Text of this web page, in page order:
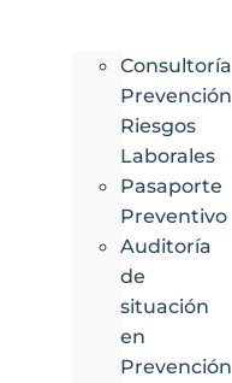
Consultoría
Prevención
Riesgos
Laborales
Pasaporte
Preventivo
Auditoría
de
situación
en
Prevención